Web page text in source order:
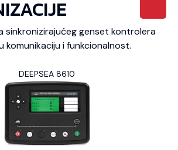
sinkronizirajućeg genset kontrolera
komunikaciju i funkcionalnost.
DEEPSEA 8610